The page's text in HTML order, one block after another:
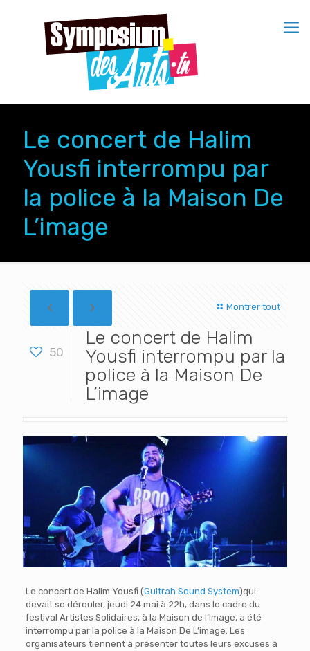
Le concert de Halim
Yousfi interrompu par
la police à la Maison De
L’image
Montrer tout
50
Le concert de Halim
Yousfi interrompu par la
police à la Maison De
L’image
Le concert de Halim Yousfi (Gultrah Sound System)qui
devait se dérouler, jeudi 24 mai à 22h, dans le cadre du
festival Artistes Solidaires, à la Maison de l’Image, a été
interrompu par la police à la Maison De L’image. Les
organisateurs tiennent à présenter toutes leurs excuses à